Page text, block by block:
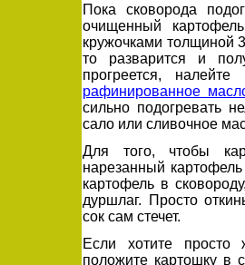
Пока сковорода
очищенный
кружочками толщиной
то разварится и
прогреется,
рафинированное
сильно подогревать
сало или сливочное
Для того, чтобы
нарезанный
картофель в
дуршлаг. Просто
сок сам стечет.
Если хотите просто
положите картошку в